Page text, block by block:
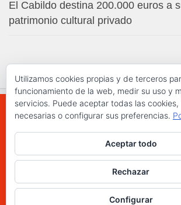
El Cabildo destina 200.000 euros a
patrimonio cultural privado
WWW.ELCHAPLON.COM ©
derechos reservados.
Utilizamos cookies propias y de terceros
funcionamiento de la web, medir su uso y
servicios. Puede aceptar todas las
necesarias o configurar sus preferencias.
Aceptar todo
Rechazar
Configurar